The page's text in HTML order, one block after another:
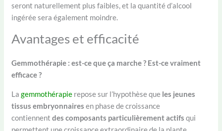
seront naturellement plus faibles, et la quantité d’alcool
ingérée sera également moindre.
Avantages et efficacité
Gemmothérapie : est-ce que ça marche ? Est-ce vraiment
efficace ?
Lagemmothérapie repose sur l’hypothèse que les jeunes
tissus embryonnaires en phase de croissance
contiennentdes composants particulièrement actifs qui